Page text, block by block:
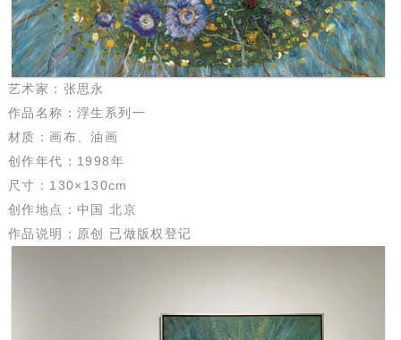
艺术家：张思永
作品名称：浮生系列一
材质：画布、油画
创作年代：1998年
尺寸：130×130cm
创作地点：中国 北京
作品说明；原创 已做版权登记